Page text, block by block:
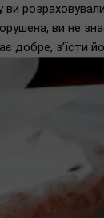
ви розраховували.
ви не
добре, з’їсти